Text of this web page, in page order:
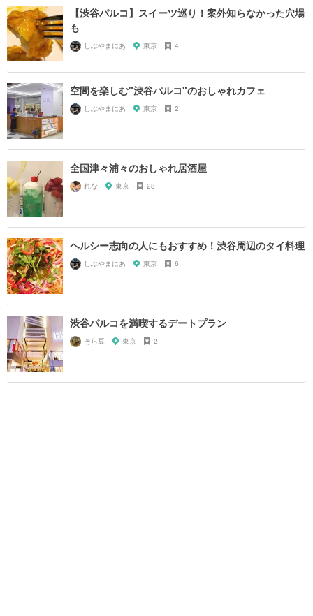
【渋谷パルコ】スイーツ巡り！案外知らなかった穴場
も
しぶやまにあ 東京 4
空間を楽しむ"渋谷パルコ"のおしゃれカフェ
しぶやまにあ 東京 2
全国津々浦々のおしゃれ居酒屋
れな 東京 28
ヘルシー志向の人にもおすすめ！渋谷周辺のタイ料理
しぶやまにあ 東京 6
渋谷パルコを満喫するデートプラン
そら豆 東京 2